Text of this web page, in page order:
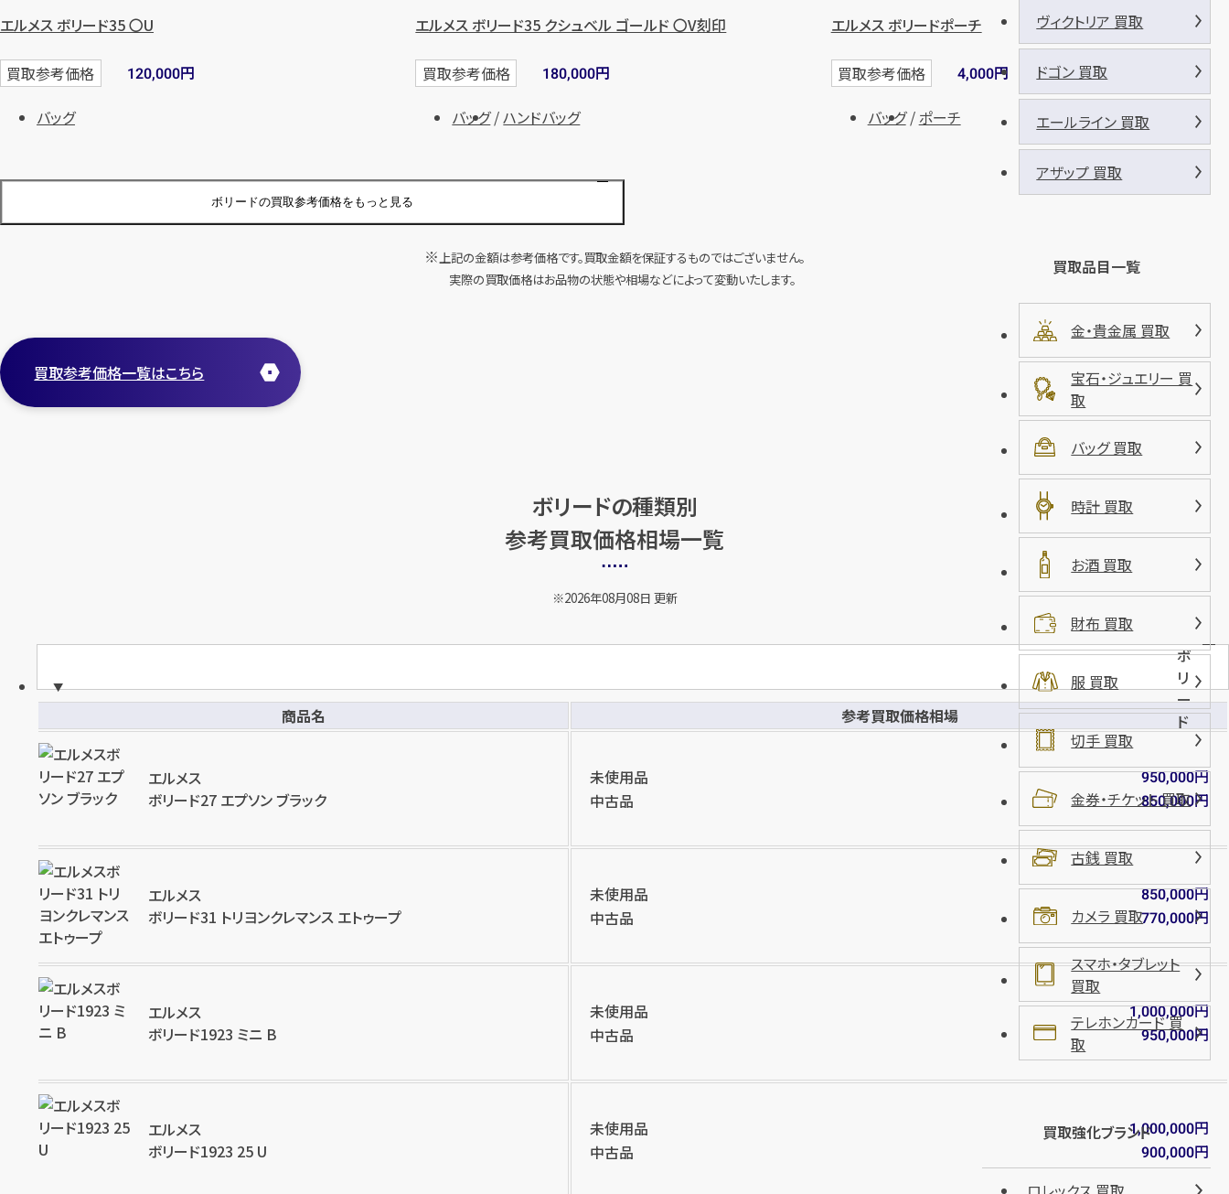
ボリードの買取参考価格をもっと見る
エルメス ボリード35 〇U
買取参考価格 120,000円
バッグ
エルメス ボリード35 クシュベル ゴールド 〇V刻印
買取参考価格 180,000円
バッグ ハンドバッグ
エルメス ボリードポーチ
買取参考価格 4,000円
バッグ ポーチ
店舗買取
買取参考価格
店舗買取
エルメス バック ボリード31
買取参考価格 270,000円 300,000円
エルメス バック ボリードポーチ
店舗買取
エルメス バック ボリードポーチMM
買取参考価格 5,000円 240,000円
上記の金額は参考価格です。買取金額を保証するものではございません。
実際の買取価格はお品物の状態や相場などによって変動いたします。
買取参考価格一覧はこちら
ボリードの種類別
参考買取価格相場一覧
※2026年08月08日 更新
ボ
リ
ー
ド
商品名 参考買取価格相場
エルメス
ボリード27 エプソン ブラック
未使用品 950,000円
中古品
850,000円
エルメス
ボリード31 トリヨンクレマンス エトゥープ
未使用品 850,000円
中古品
770,000円
エルメス
ボリード1923 ミニ B
未使用品 1,000,000円
中古品
950,000円
エルメス
ボリード1923 25 U
未使用品 1,000,000円
中古品
900,000円
ヴィクトリア 買取
ドゴン 買取
エールライン 買取
アザップ 買取
買取品目一覧
金・貴金属 買取
宝石・ジュエリー 買
取
バッグ 買取
時計 買取
お酒 買取
財布 買取
服 買取
切手 買取
金券・チケット 買取
古銭 買取
カメラ 買取
スマホ・タブレット
買取
テレホンカード 買
取
買取強化ブランド